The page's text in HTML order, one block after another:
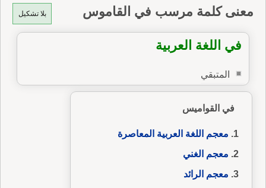
بلا تشكيل معنى كلمة مرسب في القاموس
في اللغة العربية
المتبقي
في القواميس
معجم اللغة العربية المعاصرة
معجم الغني
معجم الرائد